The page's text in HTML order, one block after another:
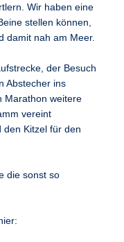
Wir haben eine
stellen können,
damit nah am Meer.
der Besuch
Abstecher ins
Marathon weitere
vereint
den Kitzel für den
die sonst so